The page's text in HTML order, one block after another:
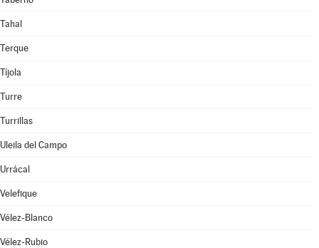
Tahal
Terque
Tíjola
Turre
Turrillas
Uleila del Campo
Urrácal
Velefique
Vélez-Blanco
Vélez-Rubio